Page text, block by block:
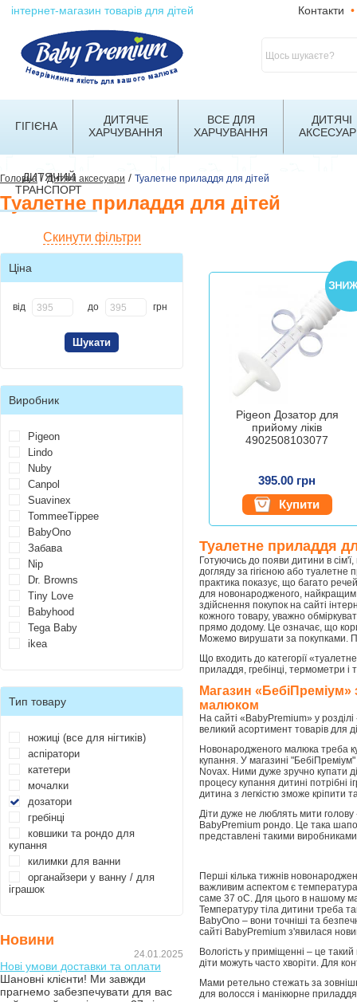
інтернет-магазин товарів для дітей Контакти •
ГІГІЄНА
ДИТЯЧЕ
ХАРЧУВАННЯ
ВСЕ ДЛЯ
ХАРЧУВАННЯ
ДИТЯЧІ
ДИТЯЧИЙ
ТРАНСПОРТ
Головна/Дитячі аксесуари / Туалетне приладдя для дітей
Туалетне приладдя для дітей
Скинути фільтри
Ціна
від до грн
Виробник
Pigeon
Lindo
Nuby
Canpol
Suavinex
TommeeTippee
BabyOno
Забава
Nip
Dr. Browns
Tiny Love
Babyhood
Tega Baby
ikea
Тип товару
ножиці (все для нігтиків)
аспіратори
катетери
мочалки
дозатори
гребінці
ковшики та рондо для
купання
килимки для ванни
органайзери у ванну / для
іграшок
Новини
24.01.2025
Нові умови доставки та оплати
Шановні клієнти! Ми завжди
прагнемо забезпечувати для вас
Pigeon Дозатор для
прийому ліків
4902508103077
395.00 грн
Купити
Туалетне приладдя
Готуючись до появи дитини в
догляду за гігієною або
практика показує, що багато
для новонародженого, найкращим
здійснення покупок на сайті
кожного товару, уважно
прямо додому. Це означає, що
Можемо вирушати за покупками.
Що входить до категорії
приладдя, гребінці, термометри і
Магазин «БебіПреміум»
малюком
На сайті «BabyPremium» у
великий асортимент товарів для
Новонародженого малюка треба
купання. У магазині
Novax. Ними дуже зручно купати
процесу купання дитині потрібні
дитина з легкістю зможе кріпити
Діти дуже не люблять мити
BabyPremium рондо. Це така
представлені такими
Перші кілька тижнів
важливим аспектом є
саме 37 оС. Для цього в нашому
Температуру тіла дитини треба
BabyOno – вони точніші та
сайті BabyPremium з'явилася
Вологість у приміщенні – це
діти можуть часто хворіти. Для
Мами ретельно стежать за
для волосся і манікюрне